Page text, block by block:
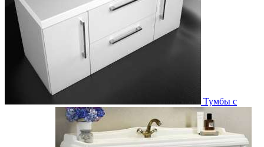
Тумбы с